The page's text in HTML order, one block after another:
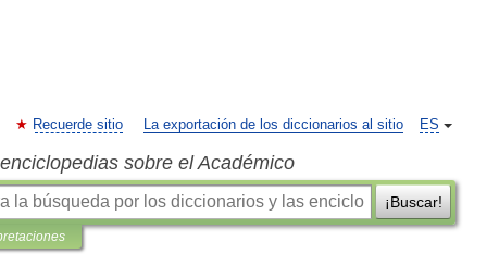
ES
Recuerde sitio La exportación de los diccionarios al sitio
sobre el Académico
¡Buscar!